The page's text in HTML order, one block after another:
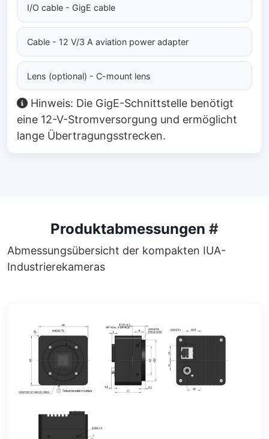
I/O cable - GigE cable
Cable - 12 V/3 A aviation power adapter
Lens (optional) - C-mount lens
Hinweis: Die GigE-Schnittstelle benötigt
eine 12-V-Stromversorgung und ermöglicht
lange Übertragungsstrecken.
Produktabmessungen #
Abmessungsübersicht der kompakten IUA-
Industrierekameras